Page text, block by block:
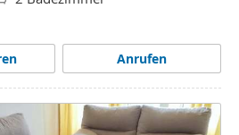
Anrufen